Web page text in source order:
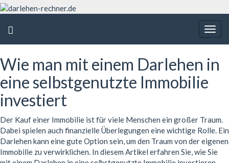
Wie man mit einem Darlehen in
eine selbstgenutzte Immobilie
investiert
Der Kauf einer Immobilie ist für viele Menschen ein großer Traum.
Dabei spielen auch finanzielle Überlegungen eine wichtige Rolle. Ein
Darlehen kann eine gute Option sein, um den Traum von der eigenen
Immobilie zu verwirklichen. In diesem Artikel erfahren Sie, wie Sie